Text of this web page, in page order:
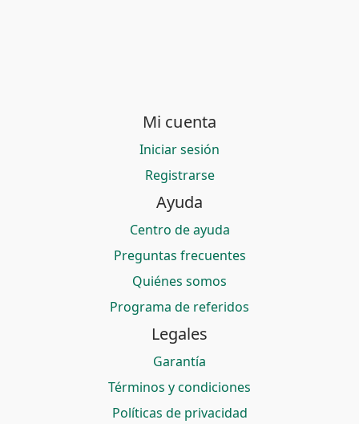
Mi cuenta
Iniciar sesión
Registrarse
Ayuda
Centro de ayuda
Preguntas frecuentes
Quiénes somos
Programa de referidos
Legales
Garantía
Términos y condiciones
Políticas de privacidad